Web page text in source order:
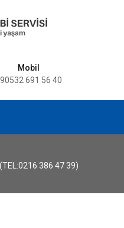
Mobil
691 56 40
386 47 39)